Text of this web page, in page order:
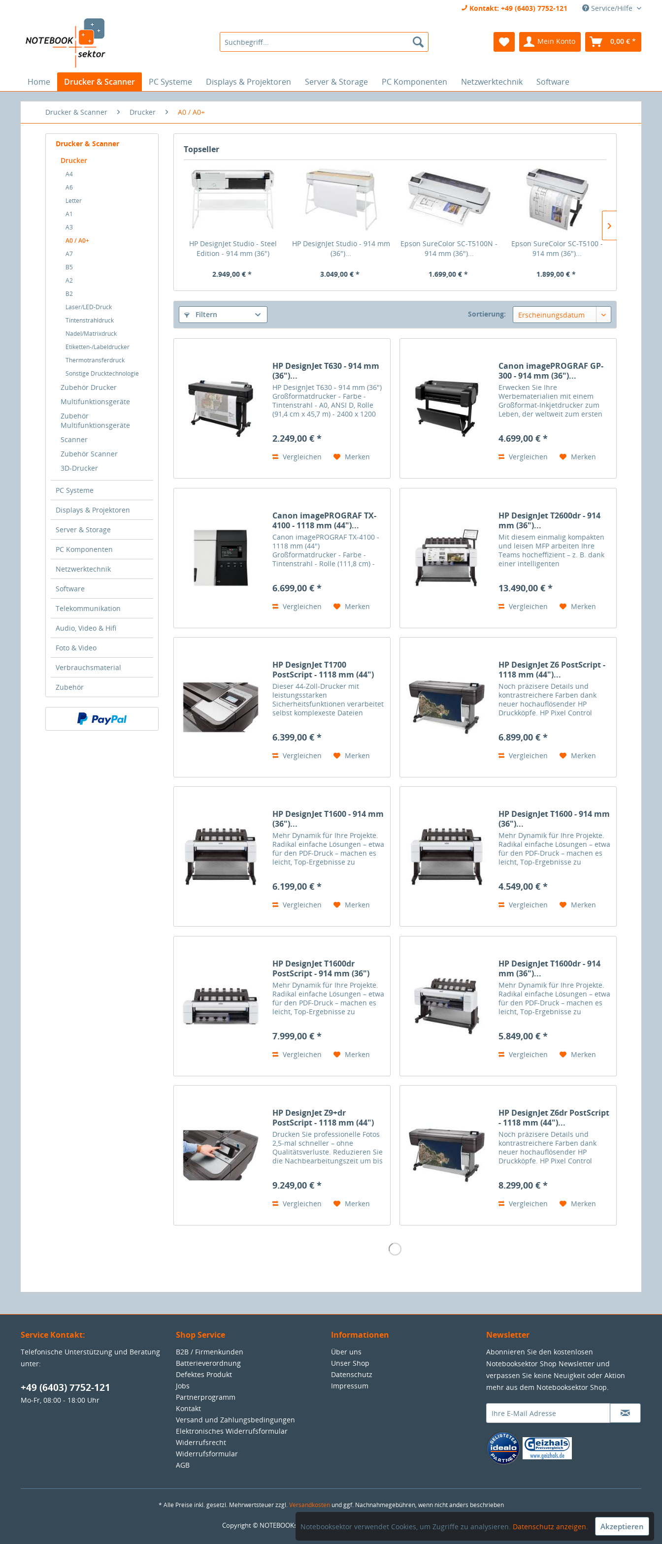
Kontakt: +49 (6403) 7752-121 Service/Hilfe
Mein Konto 0,00 € *
Home Drucker & Scanner PC Systeme Displays & Projektoren Server & Storage PC Komponenten Netzwerktechnik Software
Drucker & Scanner Drucker A0 / A0+
Drucker & Scanner
Drucker
A4
A6
Letter
A1
A3
A0 / A0+
A7
B5
A2
B2
Laser/LED-Druck
Tintenstrahldruck
Nadel/Matrixdruck
Etiketten-/Labeldrucker
Thermotransferdruck
Sonstige Drucktechnologie
Zubehör Drucker
Multifunktionsgeräte
Zubehör
Multifunktionsgeräte
Scanner
Zubehör Scanner
3D-Drucker
PC Systeme
Displays & Projektoren
Server & Storage
PC Komponenten
Netzwerktechnik
Software
Telekommunikation
Audio, Video & Hifi
Foto & Video
Verbrauchsmaterial
Zubehör
Topseller
HP DesignJet Studio - Steel
Edition - 914 mm (36")
2.949,00 € *
HP DesignJet Studio - 914 mm
(36")...
3.049,00 € *
Epson SureColor SC-T5100N -
914 mm (36")...
1.699,00 € *
Epson SureColor SC-T5100 -
914 mm (36")...
1.899,00 € *
Filtern Sortierung: Erscheinungsdatum
HP DesignJet T630 - 914 mm
(36")...
HP DesignJet T630 - 914 mm (36")
Großformatdrucker - Farbe -
Tintenstrahl - A0, ANSI D, Rolle
(91,4 cm x 45,7 m) - 2400 x 1200
(Farbe) - USB 2.0, LAN, Wi-Fi The
2.249,00 € *
Vergleichen Merken
Canon imagePROGRAF GP-
300 - 914 mm (36")...
Erwecken Sie Ihre
Werbematerialien mit einem
Großformat-Inkjetdrucker zum
Leben, der weltweit zum ersten
einfache Tools zur
fluoreszierenden Farbeffekten für
4.699,00 € *
Vergleichen Merken
Canon imagePROGRAF TX-
4100 - 1118 mm (44")...
Canon imagePROGRAF TX-4100 -
1118 mm (44")
Großformatdrucker - Farbe -
Tintenstrahl - Rolle (111,8 cm) -
(111,8 cm)-Großformatdrucker mit
verlässlicher...
6.699,00 € *
Vergleichen Merken
HP DesignJet T2600dr - 914
mm (36")...
Mit diesem einmalig kompakten
und leisen MFP arbeiten Ihre
Teams hocheffizient – z. B. dank
einer intelligenten
einfach macht. Mit überragenden
einer...
13.490,00 € *
Vergleichen Merken
HP DesignJet T1700
PostScript - 1118 mm (44")
Dieser 44-Zoll-Drucker mit
leistungsstarken
Sicherheitsfunktionen verarbeitet
selbst komplexeste Dateien
liefert brillante, präzise Farben –
6.399,00 € *
Vergleichen Merken
HP DesignJet Z6 PostScript -
1118 mm (44")...
Noch präzisere Details und
kontrastreichere Farben dank
neuer hochauflösender HP
Druckköpfe. HP Pixel Control
vertikale Schneidevorrichtung
Weiterverarbeitung....
6.899,00 € *
Vergleichen Merken
HP DesignJet T1600 - 914 mm
(36")...
Mehr Dynamik für Ihre Projekte.
Radikal einfache Lösungen – etwa
für den PDF-Druck – machen es
leicht, Top-Ergebnisse zu
dafür, dass Sie auch enge
einem...
6.199,00 € *
Vergleichen Merken
HP DesignJet T1600 - 914 mm
(36")...
Mehr Dynamik für Ihre Projekte.
Radikal einfache Lösungen – etwa
für den PDF-Druck – machen es
leicht, Top-Ergebnisse zu
dafür, dass Sie auch enge
einem...
4.549,00 € *
Vergleichen Merken
HP DesignJet T1600dr
PostScript - 914 mm (36")
Mehr Dynamik für Ihre Projekte.
Radikal einfache Lösungen – etwa
für den PDF-Druck – machen es
leicht, Top-Ergebnisse zu
dafür, dass Sie auch enge
einem...
7.999,00 € *
Vergleichen Merken
HP DesignJet T1600dr - 914
mm (36")...
Mehr Dynamik für Ihre Projekte.
Radikal einfache Lösungen – etwa
für den PDF-Druck – machen es
leicht, Top-Ergebnisse zu
dafür, dass Sie auch enge
einem...
5.849,00 € *
Vergleichen Merken
HP DesignJet Z9+dr
PostScript - 1118 mm (44")
Drucken Sie professionelle Fotos
2,5-mal schneller – ohne
Qualitätsverluste. Reduzieren Sie
die Nachbearbeitungszeit um bis
vertikale Schneidevorrichtung
9.249,00 € *
Vergleichen Merken
HP DesignJet Z6dr PostScript
- 1118 mm (44")...
Noch präzisere Details und
kontrastreichere Farben dank
neuer hochauflösender HP
Druckköpfe. HP Pixel Control
vertikale Schneidevorrichtung
Weiterverarbeitung....
8.299,00 € *
Vergleichen Merken
Service Kontakt:
Telefonische Unterstützung und Beratung
unter:
+49 (6403) 7752-121
Mo-Fr, 08:00 - 18:00 Uhr
Shop Service
B2B / Firmenkunden
Batterieverordnung
Defektes Produkt
Jobs
Partnerprogramm
Kontakt
Versand und Zahlungsbedingungen
Elektronisches Widerrufsformular
Widerrufsrecht
Widerrufsformular
AGB
Informationen
Über uns
Unser Shop
Datenschutz
Impressum
Newsletter
Abonnieren Sie den kostenlosen
Notebooksektor Shop Newsletter und
verpassen Sie keine Neuigkeit oder Aktion
mehr aus dem Notebooksektor Shop.
* Alle Preise inkl. gesetzl. Mehrwertsteuer zzgl.Versandkostenund ggf. Nachnahmegebühren, wenn nicht anders beschrieben
Copyright © NOTEBOOKsektor - SAMbase GmbH - Alle Rechte vorbehalten
Notebooksektor verwendet Cookies, um Zugriffe zu analysieren. Datenschutz anzeigen. Akzeptieren